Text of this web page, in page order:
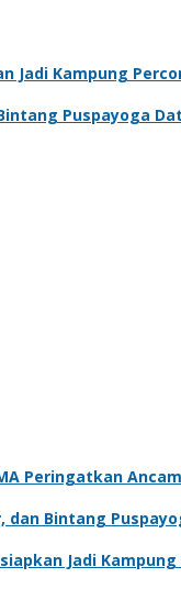
Jadi Kampung
Puspayoga
Peringatkan
dan Bintang
Jadi